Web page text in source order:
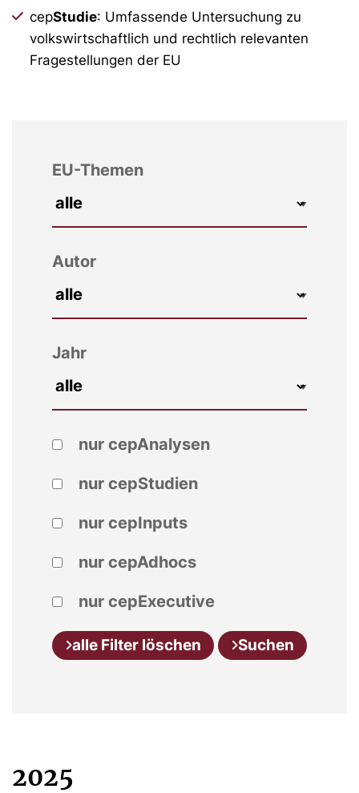
cepStudie: Umfassende Untersuchung zu
volkswirtschaftlich und rechtlich relevanten
Fragestellungen der EU
EU-Themen
Autor
Jahr
nur cepAnalysen
nur cepStudien
nur cepInputs
nur cepAdhocs
nur cepExecutive
alle Filter löschen Suchen
2025